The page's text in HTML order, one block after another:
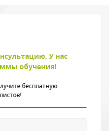
У нас
обучения!
бесплатную